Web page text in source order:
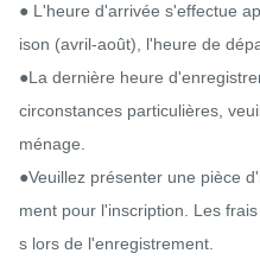
● L'heure d'arrivée s'effectue
ison (avril-août), l'heure de
●La dernière heure
circonstances particulières,
ménage.
●Veuillez présenter une pièce
ment pour l'inscription. Les
s lors de l'enregistrement.